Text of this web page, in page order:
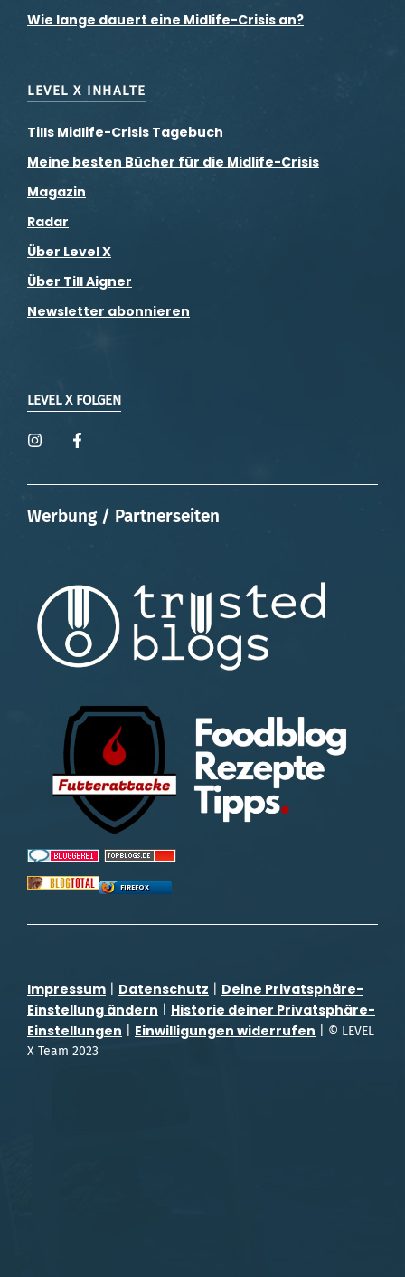
Wie lange dauert eine Midlife-Crisis an?
LEVEL X INHALTE
Tills Midlife-Crisis Tagebuch
Meine besten Bücher für die Midlife-Crisis
Magazin
Radar
Über Level X
Über Till Aigner
Newsletter abonnieren
LEVEL X FOLGEN
Werbung / Partnerseiten
FIREFOX
Impressum Datenschutz
Deine Privatsphäre-
Einstellung ändern
Historie deiner Privatsphäre-
Einstellungen
Einwilligungen widerrufen | © LEVEL
X Team 2023